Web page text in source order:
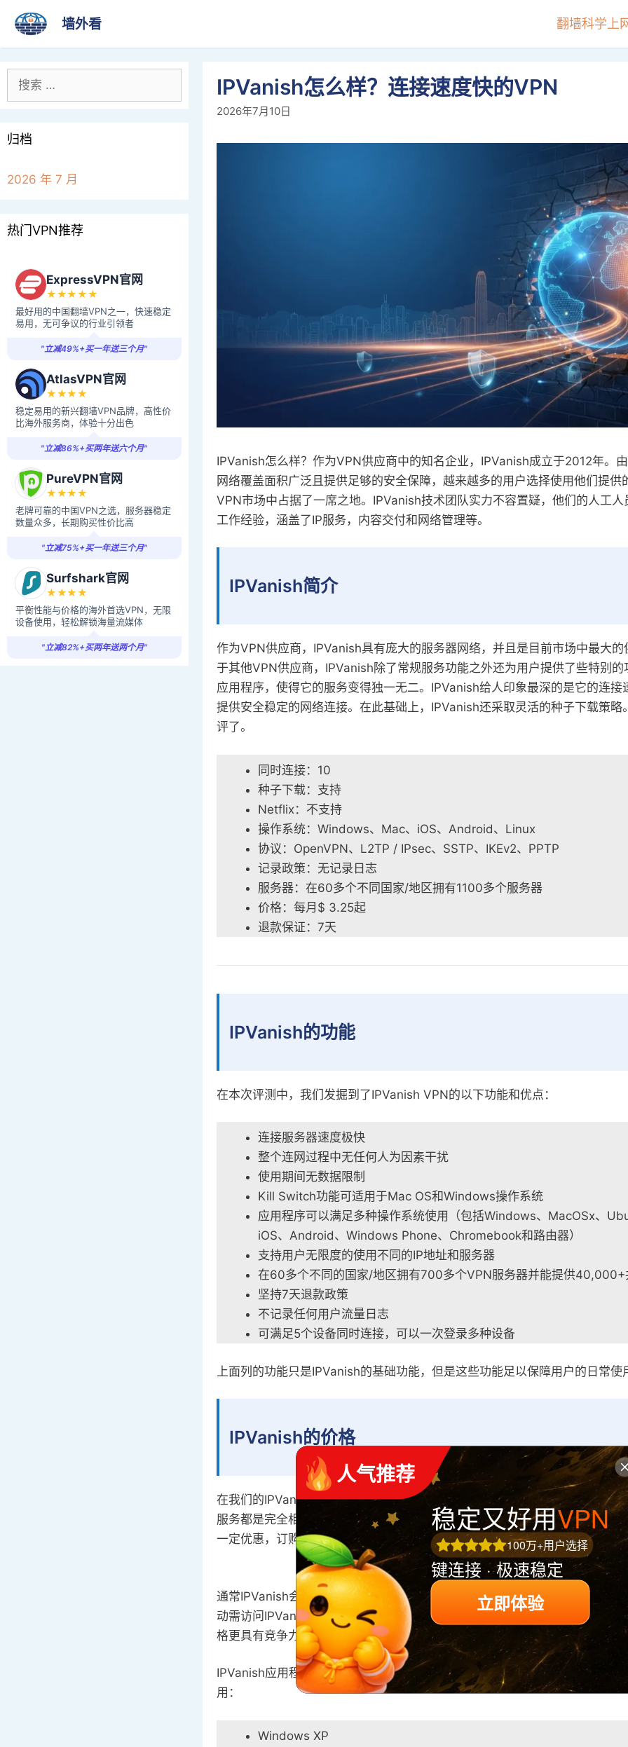
内
容
墙外看 翻墙科学上
IPVanish怎么样？连接速度快的VPN
2026年7月10日
IPVanish怎么样？作为VPN供应商中的知名企业，IPVanish成立于2012年。
网络覆盖面积广泛且提供足够的安全保障，越来越多的用户选择使用他们提供
VPN市场中占据了一席之地。IPVanish技术团队实力不容置疑，他们的人工
工作经验，涵盖了IP服务，内容交付和网络管理等。
IPVanish简介
作为VPN供应商，IPVanish具有庞大的服务器网络，并且是目前市场中最大的
于其他VPN供应商，IPVanish除了常规服务功能之外还为用户提供了些特别的
应用程序，使得它的服务变得独一无二。IPVanish给人印象最深的是它的连接
提供安全稳定的网络连接。在此基础上，IPVanish还采取灵活的种子下载策略
评了。
同时连接：10
种子下载：支持
Netflix：不支持
操作系统：Windows、Mac、iOS、Android、Linux
协议：OpenVPN、L2TP / IPsec、SSTP、IKEv2、PPTP
记录政策：无记录日志
服务器：在60多个不同国家/地区拥有1100多个服务器
价格：每月$ 3.25起
退款保证：7天
IPVanish的功能
在本次评测中，我们发掘到了IPVanish VPN的以下功能和优点：
连接服务器速度极快
整个连网过程中无任何人为因素干扰
使用期间无数据限制
Kill Switch功能可适用于Mac OS和Windows操作系统
应用程序可以满足多种操作系统使用（包括Windows、MacOSx、
iOS、Android、Windows Phone、Chromebook和路由器）
支持用户无限度的使用不同的IP地址和服务器
在60多个不同的国家/地区拥有700多个VPN服务器并能提供40,000+
坚持7天退款政策
不记录任何用户流量日志
可满足5个设备同时连接，可以一次登录多种设备
上面列的功能只是IPVanish的基础功能，但是这些功能足以保障用户的日常使
IPVanish的价格
在我们的IPVanish测评中，我们重点研究了IPVanish不同的购买套餐，所有套
服务都是完全相同的，价格变化完全是由使用时间的长短决定的。但是，商家
一定优惠，订购时间越长，每月需要支付的费用反而会少很多。
通常IPVanish会在常规的订购价格上做一些特别折扣，但是优惠时间不定，如
动需访问IPVanish官方网站，如果你比较幸运，就会在官网发现折扣活动。不
格更具有竞争力的优质VPN服务，那么你可以参考看看和。
IPVanish应用程序会定期更新，根据我们的测评，它可以很好的与下列不同的
用：
Windows XP
索：
归档
2026 年 7 月
热门VPN推荐
ExpressVPN官网
★★★★★
最好用的中国翻墙VPN之一，快速稳定
易用，无可争议的行业引领者
"立减49%+买一年送三个月"
AtlasVPN官网
★★★★
稳定易用的新兴翻墙VPN品牌，高性价
比海外服务商，体验十分出色
"立减86%+买两年送六个月"
PureVPN官网
★★★★
老牌可靠的中国VPN之选，服务器稳定
数量众多，长期购买性价比高
"立减75%+买一年送三个月"
Surfshark官网
★★★★
平衡性能与价格的海外首选VPN，无限
设备使用，轻松解锁海量流媒体
"立减82%+买两年送两个月"
人气推荐
稳定又好用VPN
100万+用户选择
键连接 · 极速稳定
立即体验